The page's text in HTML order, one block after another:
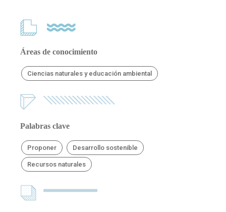
Áreas de conocimiento
Ciencias naturales y educación ambiental
Palabras clave
Proponer Desarrollo sostenible
Recursos naturales